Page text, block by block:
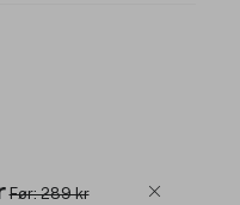
Før: 289 kr